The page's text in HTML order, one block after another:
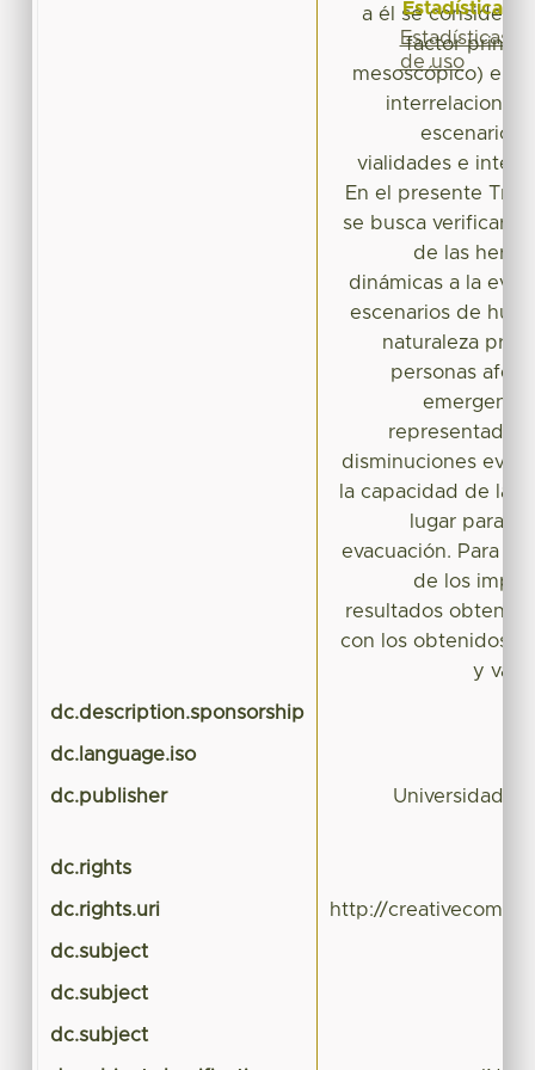
a él se
factor
mesoscópico) en
interrelaciones
escenarios
vialidades e
En el presente
se busca verificar
de las
dinámicas a la
escenarios de
naturaleza
personas
representados
disminuciones
la capacidad de la
lugar para
evacuación. Para
de los
resultados
con los obtenidos
y
dc.description.sponsorship
dc.language.iso
dc.publisher Universidad
dc.rights
dc.rights.uri http://
dc.subject
dc.subject
dc.subject
Estadísticas
Estadísticas
de uso